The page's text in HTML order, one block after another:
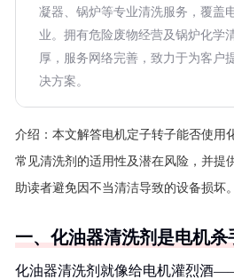
凝器、锅炉等专业清洗服务，覆盖
业。拥有危险废物经营及锅炉化学
厚，服务网络完善，致力于为客户
决方案。
介绍： 本文解答电机定子转子能否使用
常见清洗剂的适用性及潜在风险，并提
助读者避免因不当清洁导致的设备损坏。
一、化油器清洗剂是电机杀
化油器清洗剂就像给电机灌烈酒